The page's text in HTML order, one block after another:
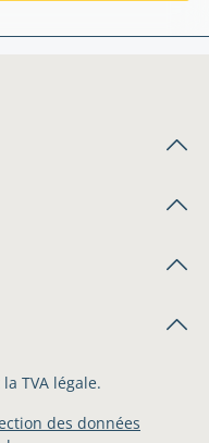
TVA légale.
des données